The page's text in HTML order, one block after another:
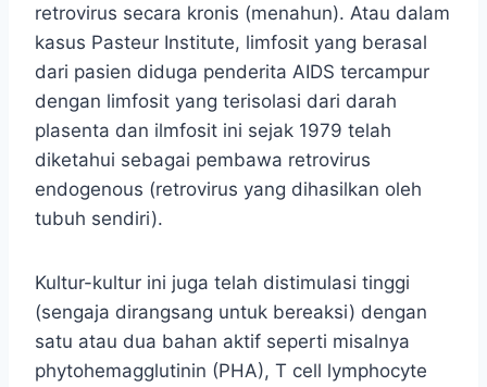
retrovirus secara kronis (menahun). Atau dalam
kasus Pasteur Institute, limfosit yang berasal
dari pasien diduga penderita AIDS tercampur
dengan limfosit yang terisolasi dari darah
plasenta dan ilmfosit ini sejak 1979 telah
diketahui sebagai pembawa retrovirus
endogenous (retrovirus yang dihasilkan oleh
tubuh sendiri).
Kultur-kultur ini juga telah distimulasi tinggi
(sengaja dirangsang untuk bereaksi) dengan
satu atau dua bahan aktif seperti misalnya
phytohemagglutinin (PHA), T cell lymphocyte